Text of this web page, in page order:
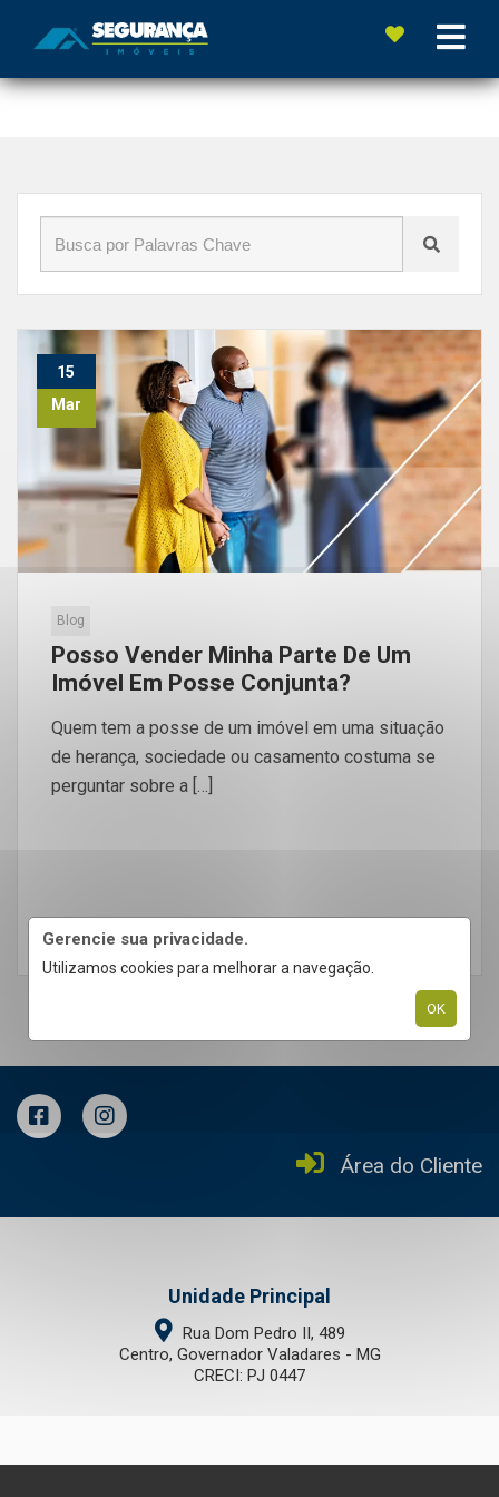
Início»Blog»#BlogSegurança
Gerencie sua privacidade.
Utilizamos cookies para melhorar a navegação.
OK
15
Mar
Blog
Posso Vender Minha Parte De Um
Imóvel Em Posse Conjunta?
Quem tem a posse de um imóvel em uma situação
de herança, sociedade ou casamento costuma se
perguntar sobre a […]
LEIA MAIS
Área do Cliente
Unidade Principal
Rua Dom Pedro II, 489
Centro, Governador Valadares - MG
CRECI: PJ 0447